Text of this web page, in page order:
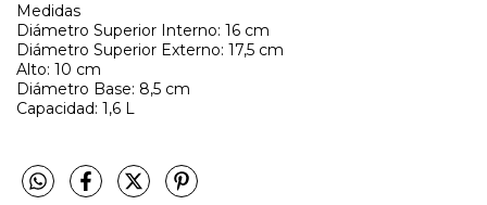
Medidas
Diámetro Superior Interno: 16 cm
Diámetro Superior Externo: 17,5 cm
Alto: 10 cm
Diámetro Base: 8,5 cm
Capacidad: 1,6 L